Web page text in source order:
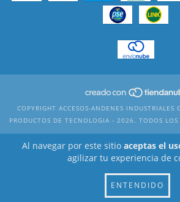
Al navegar por este sitio aceptas el
agilizar tu experiencia de
ENTENDIDO
COPYRIGHT ACCESOS-ANDENES INDUSTRIALES
PRODUCTOS DE TECNOLOGIA - 2026. TODOS LOS